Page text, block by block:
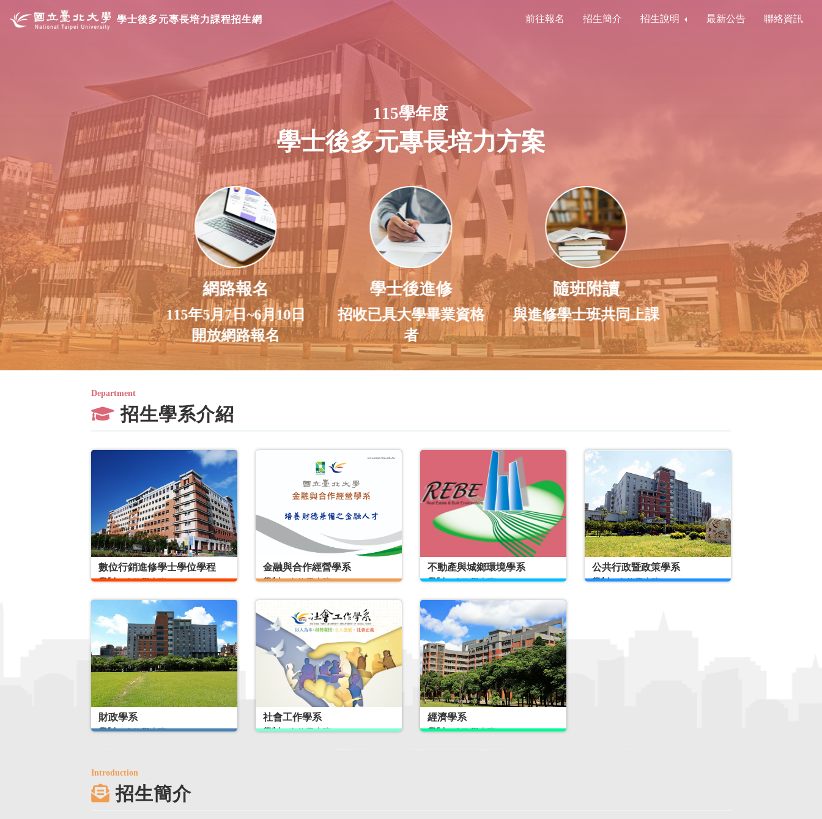
學士後多元專長培力課程招生網 前往報名 招生簡介 招生說明 最新公告 聯絡資訊
115學年度
學士後多元專長培力方案
網路報名
115年5月7日~6月10日
開放網路報名
學士後進修
招收已具大學畢業資格
者
隨班附讀
與進修學士班共同上課
Department
招生學系介紹
數位行銷進修學士學位學程
學制：進修學士班
核定招生名額：
金融與合作經營學系
學制：進修學士班
不動產與城鄉環境學系
學制：進修學士班
核定招生名額：6
公共行政暨政策學系
學制：進修學士班
財政學系
學制：進修學士班
社會工作學系
學制：進修學士班
經濟學系
學制：進修學士班
Introduction
招生簡介